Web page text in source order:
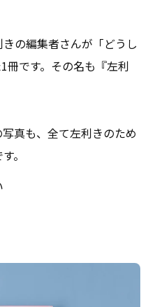
の編集者さんが「どうし
冊です。その名も『左利
真も、全て左利きのため
。